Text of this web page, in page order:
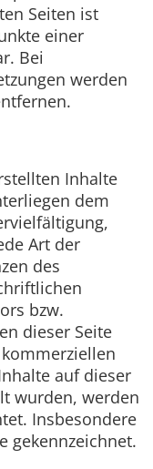
Seiten ist
einer
Bei
werden
Inhalte
dem
Art der
des
bzw.
dieser Seite
auf dieser
wurden, werden
Insbesondere
gekennzeichnet.